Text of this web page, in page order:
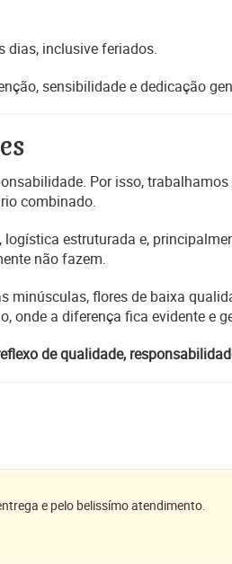
dias, inclusive feriados.
sensibilidade e dedicação
Por isso,
combinado.
estruturada e,
não fazem.
minúsculas, flores de baixa
a diferença fica evidente e
de qualidade,
e pelo belissímo atendimento.